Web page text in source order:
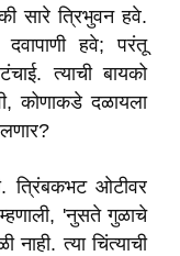
सारे त्रिभुवन हवे.
दवापाणी हवे; परंतू
त्याची बायको
कोणाकडे दळायला
त्रिंबकभट ओटीवर
'नुसते गुळाचे
त्या चिंत्याची